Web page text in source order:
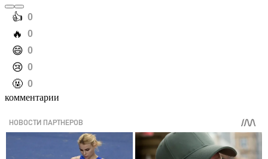
️👍 0
️🔥 0
️😄 0
️😢 0
️🤬 0
комментарии